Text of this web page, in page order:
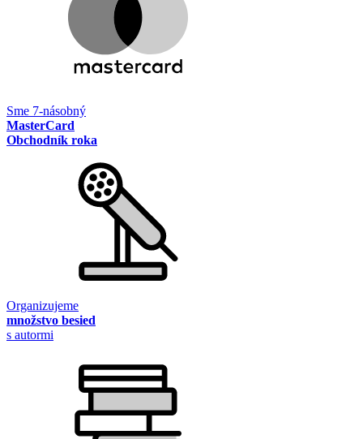
Sme 7-násobný
MasterCard
Obchodník roka
Organizujeme
množstvo besied
s autormi